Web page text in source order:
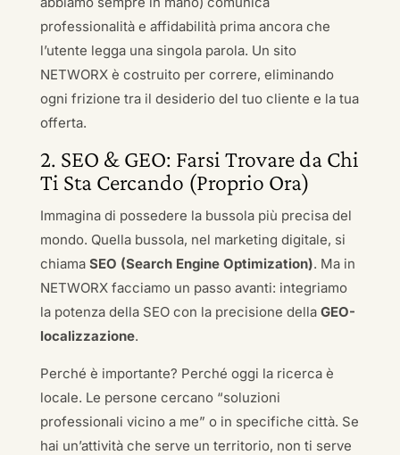
professionalità e affidabilità prima ancora che
l’utente legga una singola parola. Un sito
NETWORX è costruito per correre, eliminando
ogni frizione tra il desiderio del tuo cliente e la tua
offerta.
2. SEO & GEO: Farsi Trovare da Chi
Ti Sta Cercando (Proprio Ora)
Immagina di possedere la bussola più precisa del
mondo. Quella bussola, nel marketing digitale, si
chiama SEO (Search Engine Optimization). Ma in
NETWORX facciamo un passo avanti: integriamo
la potenza della SEO con la precisione della GEO-
localizzazione.
Perché è importante? Perché oggi la ricerca è
locale. Le persone cercano “soluzioni
professionali vicino a me” o in specifiche città. Se
hai un’attività che serve un territorio, non ti serve